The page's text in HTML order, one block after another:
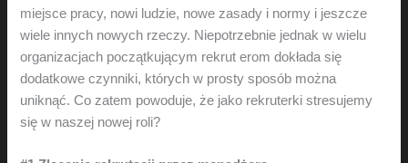
miejsce pracy, nowi ludzie, nowe zasady i normy i jeszcze
wiele innych nowych rzeczy. Niepotrzebnie jednak w wielu
organizacjach początkującym rekrut erom dokłada się
dodatkowe czynniki, których w prosty sposób można
uniknąć. Co zatem powoduje, że jako rekruterki stresujemy
się w naszej nowej roli?